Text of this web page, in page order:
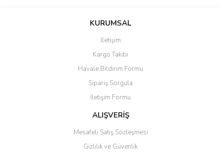
KURUMSAL
İletişim
Kargo Takibi
Havale Bildirim Formu
Sipariş Sorgula
İletişim Formu
ALIŞVERİŞ
Mesafeli Satış Sözleşmesi
Gizlilik ve Güvenlik